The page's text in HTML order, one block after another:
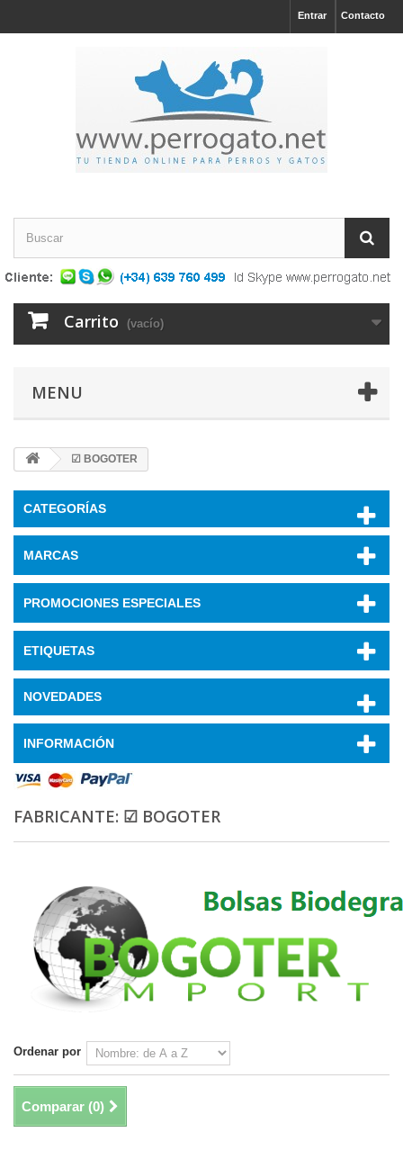
Contacto
Entrar
Carrito (vacío)
MENU
☑ BOGOTER
CATEGORÍAS
MARCAS
PROMOCIONES ESPECIALES
ETIQUETAS
NOVEDADES
INFORMACIÓN
FABRICANTE: ☑ BOGOTER
Ordenar por
Comparar (0)